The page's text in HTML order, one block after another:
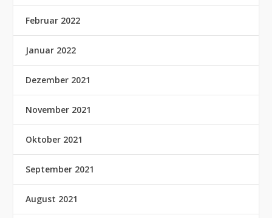
Februar 2022
Januar 2022
Dezember 2021
November 2021
Oktober 2021
September 2021
August 2021